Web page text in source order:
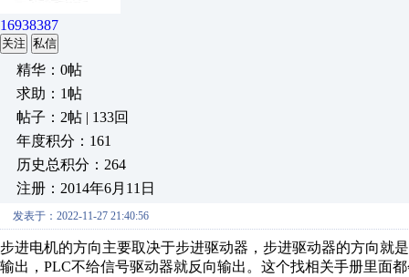
16938387
关注 私信
精华：0帖
求助：1帖
帖子：2帖 | 133回
年度积分：161
历史总积分：264
注册：2014年6月11日
发表于：2022-11-27 21:40:56
步进电机的方向主要取决于步进驱动器，步进驱动器的方向就
输出，PLC不给信号驱动器就反向输出。这个找相关手册里面